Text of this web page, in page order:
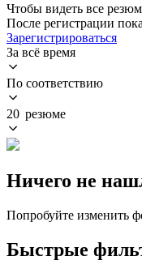
Чтобы видеть все
После регистрации
Зарегистрироваться
За всё время
По соответствию
20 резюме
Ничего не
Попробуйте изменить
Быстрые